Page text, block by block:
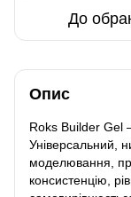
До
Опис
Roks Builder Gel
Універсальний,
моделювання,
консистенцію,